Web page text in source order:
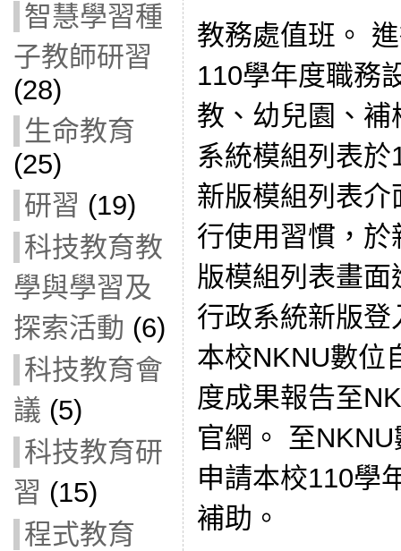
智慧學習種
子教師研習
(28)
生命教育
(25)
研習 (19)
科技教育教
學與學習及
探索活動 (6)
科技教育會
議 (5)
科技教育研
習 (15)
程式教育
教務處值班。
110學年度職務
教、幼兒園、
系統模組列表
新版模組列表
行使用習慣，
版模組列表畫
行政系統新版
本校NKNU數位
度成果報告至
官網。 至
申請本校110學
補助。